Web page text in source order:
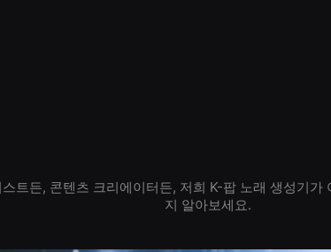
트든, 콘텐츠 크리에이터든, 저희 K-팝 노래 생성기
지 알아보세요.